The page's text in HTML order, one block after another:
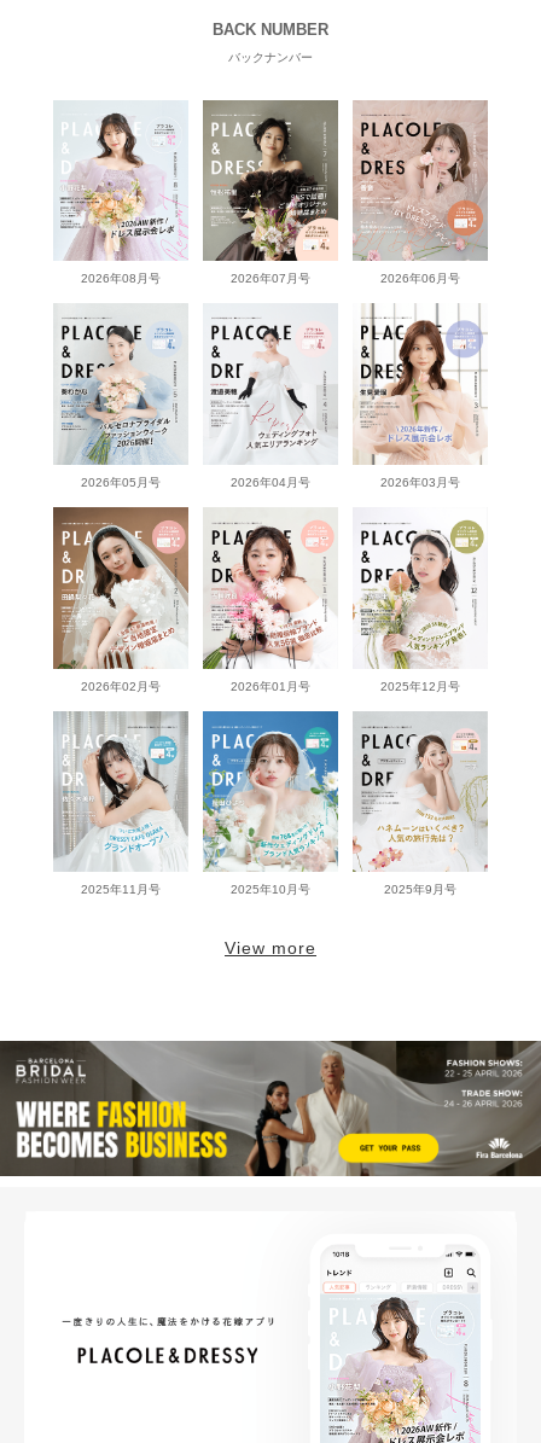
BACK NUMBER
バックナンバー
2026年08月号 2026年07月号 2026年06月号
2026年05月号 2026年04月号 2026年03月号
2026年02月号 2026年01月号 2025年12月号
2025年11月号 2025年10月号 2025年9月号
View more